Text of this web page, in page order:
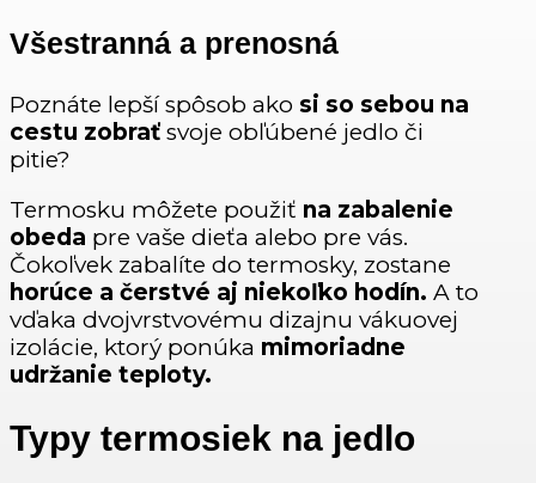
Všestranná a prenosná
Poznáte lepší spôsob ako si so sebou na
cestu zobrať svoje obľúbené jedlo či
pitie?
Termosku môžete použiť na zabalenie
obeda pre vaše dieťa alebo pre vás.
Čokoľvek zabalíte do termosky, zostane
horúce a čerstvé aj niekoľko hodín. A to
vďaka dvojvrstvovému dizajnu vákuovej
izolácie, ktorý ponúka mimoriadne
udržanie teploty.
Typy termosiek na jedlo